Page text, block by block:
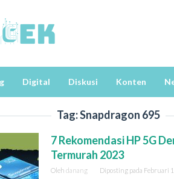
Digital Diskusi Konten
Tag:Snapdragon 695
7 Rekomendasi HP 5G
Termurah 2023
Oleh danang Diposting pada Februari